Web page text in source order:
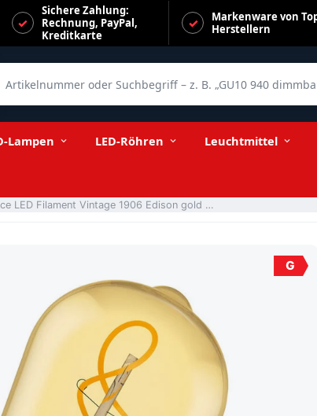
Sichere Zahlung:
Rechnung, PayPal,
Kreditkarte
Markenware von
Herstellern
Lampen LED-Röhren Leuchtmittel
Osram / Ledvance LED Filament Vintage 1906 Edison gold 300° 4-28W/820 extra warmweiß 300lm E27 220-240V
G
Vintage 1906 Edison gold 300° 4-28W/820 extra